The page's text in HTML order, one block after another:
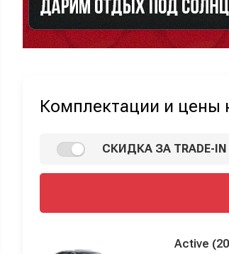
Комплектации и цены
СКИДКА ЗА TRADE-IN
Active